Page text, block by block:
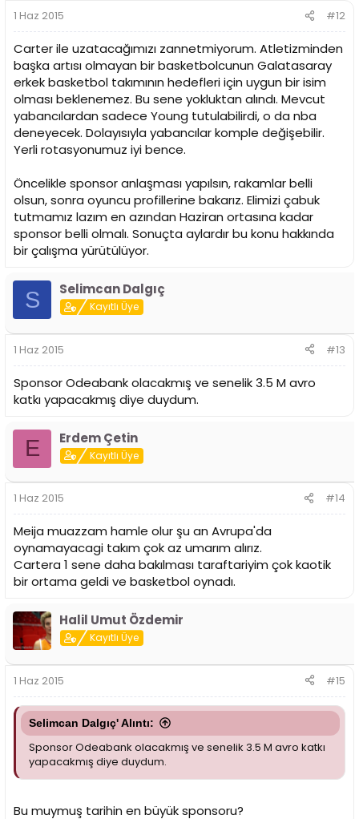
1 Haz 2015 #12
Carter ile uzatacağımızı zannetmiyorum. Atletizminden
başka artısı olmayan bir basketbolcunun Galatasaray
erkek basketbol takımının hedefleri için uygun bir isim
olması beklenemez. Bu sene yokluktan alındı. Mevcut
yabancılardan sadece Young tutulabilirdi, o da nba
deneyecek. Dolayısıyla yabancılar komple değişebilir.
Yerli rotasyonumuz iyi bence.
Öncelikle sponsor anlaşması yapılsın, rakamlar belli
olsun, sonra oyuncu profillerine bakarız. Elimizi çabuk
tutmamız lazım en azından Haziran ortasına kadar
sponsor belli olmalı. Sonuçta aylardır bu konu hakkında
bir çalışma yürütülüyor.
S Selimcan Dalgıç
Kayıtlı Üye
1 Haz 2015 #13
Sponsor Odeabank olacakmış ve senelik 3.5 M avro
katkı yapacakmış diye duydum.
E Erdem Çetin
Kayıtlı Üye
1 Haz 2015 #14
Meija muazzam hamle olur şu an Avrupa'da
oynamayacagi takım çok az umarım alırız.
Cartera 1 sene daha bakılması taraftariyim çok kaotik
bir ortama geldi ve basketbol oynadı.
Halil Umut Özdemir
Kayıtlı Üye
1 Haz 2015 #15
Selimcan Dalgıç' Alıntı:
Sponsor Odeabank olacakmış ve senelik 3.5 M avro katkı
yapacakmış diye duydum.
Bu muymuş tarihin en büyük sponsoru?